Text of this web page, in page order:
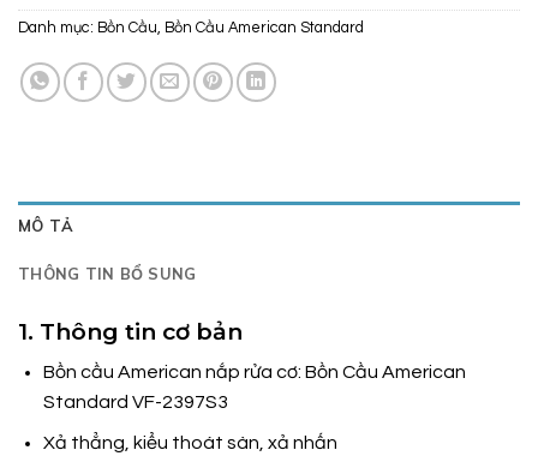
Danh mục: Bồn Cầu, Bồn Cầu American Standard
MÔ TẢ
THÔNG TIN BỔ SUNG
1. Thông tin cơ bản
Bồn cầu American nắp rửa cơ: Bồn Cầu American
Standard VF-2397S3
Xả thẳng, kiểu thoát sàn, xả nhấn